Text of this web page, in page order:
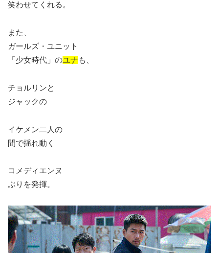
笑わせてくれる。
また、
ガールズ・ユニット
「少女時代」のユナ も、
チョルリンと
ジャックの
イケメン二人の
間で揺れ動く
コメディエンヌ
ぶりを発揮。